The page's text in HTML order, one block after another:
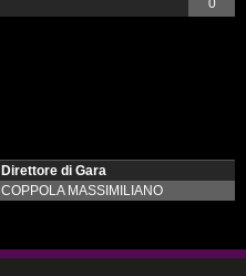
Direttore di Gara
COPPOLA MASSIMILIANO